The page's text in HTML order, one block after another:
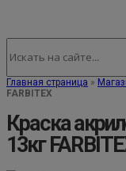
Главная страница »
FARBITEX
Краска
13кг